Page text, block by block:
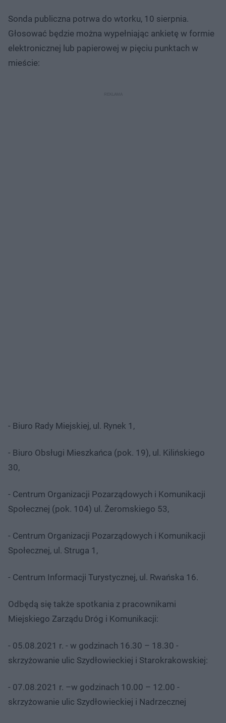
Sonda publiczna potrwa do wtorku, 10 sierpnia.
Głosować będzie można wypełniając ankietę w formie
elektronicznej lub papierowej w pięciu punktach w
mieście:
- Biuro Rady Miejskiej, ul. Rynek 1,
- Biuro Obsługi Mieszkańca (pok. 19), ul. Kilińskiego
30,
- Centrum Organizacji Pozarządowych i Komunikacji
Społecznej (pok. 104) ul. Żeromskiego 53,
- Centrum Organizacji Pozarządowych i Komunikacji
Społecznej, ul. Struga 1,
- Centrum Informacji Turystycznej, ul. Rwańska 16.
Odbędą się także spotkania z pracownikami
Miejskiego Zarządu Dróg i Komunikacji:
- 05.08.2021 r. - w godzinach 16.30 – 18.30 -
skrzyżowanie ulic Szydłowieckiej i Starokrakowskiej:
- 07.08.2021 r. –w godzinach 10.00 – 12.00 -
skrzyżowanie ulic Szydłowieckiej i Nadrzecznej